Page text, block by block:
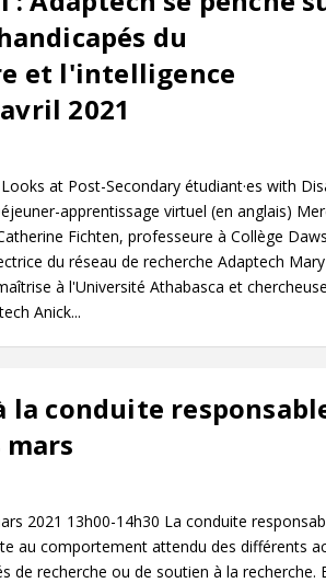
du
et l'intelligence
2021
at Post-Secondary étudiant·es with
apprentissage virtuel (en anglais)
Fichten, professeure à Collège
du réseau de recherche Adaptech Mary
à l'Université Athabasca et
Anick...
conduite
mars
2021 13h00-14h30 La conduite
au comportement attendu des différents
de recherche ou de soutien à la recherche.